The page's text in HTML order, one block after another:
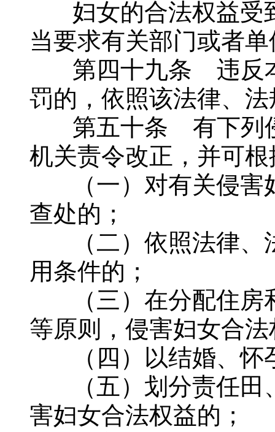
妇女的合法权益受
当要求有关部门或者
第四十九条 违反本
罚的，依照该法律、
第五十条 有下列侵
机关责令改正，并可
（一）对有关侵害
查处的；
（二）依照法律、
用条件的；
（三）在分配住房
等原则，侵害妇女合
（四）以结婚、怀
（五）划分责任田
害妇女合法权益的；